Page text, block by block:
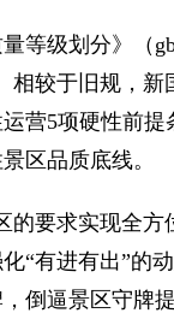
等级划分》（
相较于旧规，
营5项硬性前
区品质底线。
的要求实现全
“有进有出”的
倒逼景区守牌